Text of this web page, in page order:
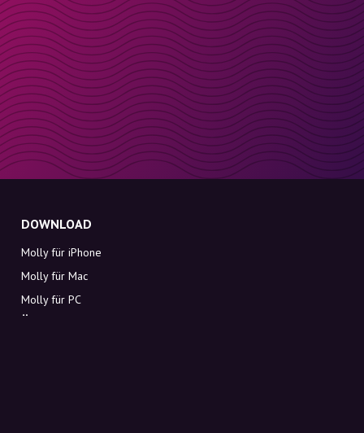
DOWNLOAD
Molly für iPhone
Molly für Mac
Molly für PC
ÜBER MOLLY